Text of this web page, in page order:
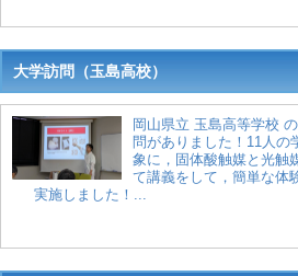
大学訪問（玉島高校）
岡山県立 玉島高等学校
問がありました！11人の
象に，固体酸触媒と光触
て講義をして，簡単な体
実施しました！...